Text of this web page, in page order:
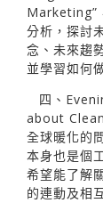
Marketing”
分析，探討
念、未來趨
並學習如何
四、
about
全球暖化的
本身也是個
希望能了解
的連動及相